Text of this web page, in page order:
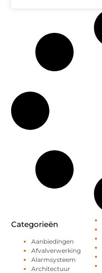
Categorieën
Aanbiedingen
Afvalverwerking
Alarmsysteem
Architectuur